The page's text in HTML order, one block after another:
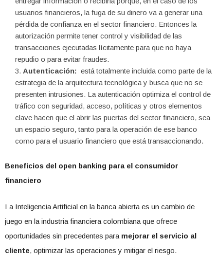
usuarios financieros, la fuga de su dinero va a generar una
pérdida de confianza en el sector financiero. Entonces la
autorización permite tener control y visibilidad de las
transacciones ejecutadas lícitamente para que no haya
repudio o para evitar fraudes.
Autenticación: está totalmente incluida como parte de la
estrategia de la arquitectura tecnológica y busca que no se
presenten intrusiones. La autenticación optimiza el control de
tráfico con seguridad, acceso, políticas y otros elementos
clave hacen que el abrir las puertas del sector financiero, sea
un espacio seguro, tanto para la operación de ese banco
como para el usuario financiero que está transaccionando.
Beneficios del open banking para el consumidor
financiero
La Inteligencia Artificial en la banca abierta es un cambio de
juego en la industria financiera colombiana que ofrece
oportunidades sin precedentes para mejorar el servicio al
cliente, optimizar las operaciones y mitigar el riesgo.